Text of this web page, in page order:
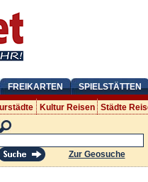
FREIKARTEN SPIELSTÄTTEN
Kultur Reisen Städte
Zur Geosuche